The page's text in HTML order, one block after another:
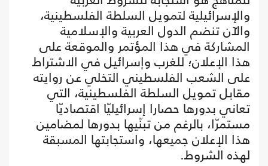
والإسرائيلية لتمويل السلطة الفلسطينية،
والآن تنضم الدول العربية والإسلامية
المشاركة في هذا المؤتمر والموقعة على
هذا الإعلان؛ للغرب وإسرائيل في الاشتراط
على الشعب الفلسطيني التخلي عن روايته
مقابل تمويل السلطة الفلسطينية، التي
تعاني بدورها حصارا إسرائيليّا اقتصاديّا
مستمرّا، بالرغم من تبنّيها بدورها لمضامين
هذا الإعلان جميعها، واستجابتها المسبقة
لهذه الشروط.